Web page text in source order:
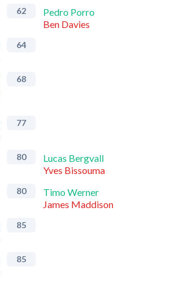
62
Pedro Porro
Ben Davies
64
68
77
80
Lucas Bergvall
Yves Bissouma
80
Timo Werner
James Maddison
85
85